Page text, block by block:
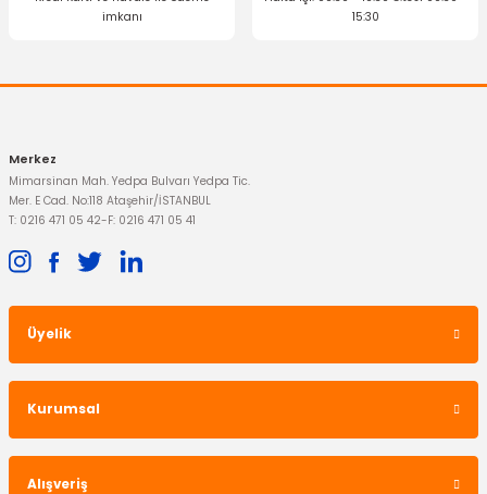
imkanı
15:30
Merkez
Mimarsinan Mah. Yedpa Bulvarı Yedpa Tic.
Mer. E Cad. No:118 Ataşehir/İSTANBUL
T: 0216 471 05 42-F: 0216 471 05 41
Üyelik
Kurumsal
Alışveriş